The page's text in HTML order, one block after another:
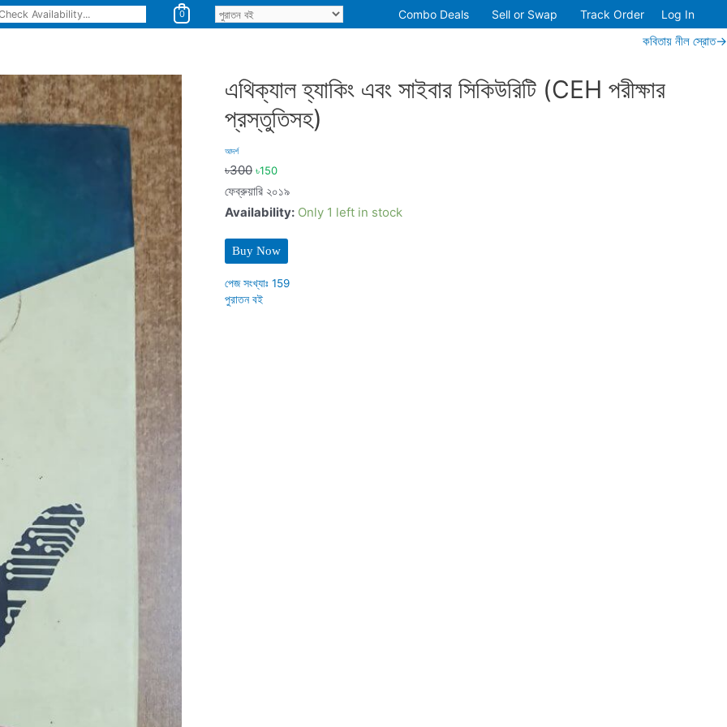
0 Combo Deals Sell or Swap Track Order Log In
কবিতায় নীল স্রোত→
এথিক্যাল হ্যাকিং এবং সাইবার সিকিউরিটি (CEH পরীক্ষার
প্রস্তুতিসহ)
আদর্শ
৳300 ৳150
ফেব্রুয়ারি ২০১৯
Availability: Only 1 left in stock
Buy Now
পেজ সংখ্যাঃ 159
পুরাতন বই